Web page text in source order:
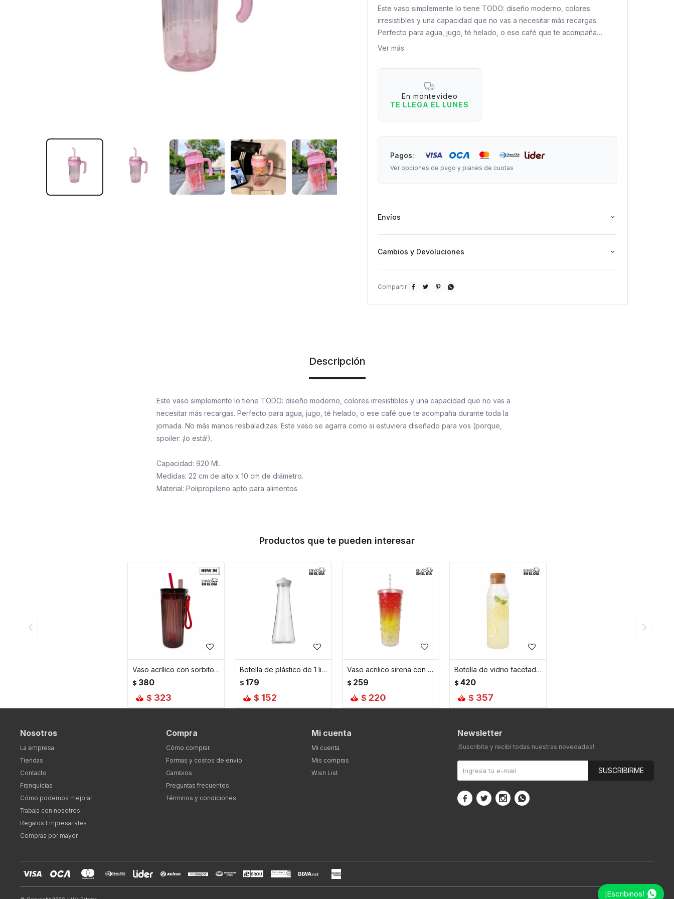
Este vaso simplemente lo tiene TODO: diseño moderno, colores
irresistibles y una capacidad que no vas a necesitar más recargas.
Perfecto para agua, jugo, té helado, o ese café que te acompaña
durante toda la jornada. No más manos resbaladizas. Este vaso se
Capacidad: 920 Ml.
Medidas: 22 cm de alto x 10 cm de diámetro.
Material: Polipropileno apto para alimentos.
Ver más
En montevideo
TE LLEGA EL LUNES
Pagos:
Ver opciones de pago y planes de cuotas
Envíos
Cambios y Devoluciones
   
Descripción
Este vaso simplemente lo tiene TODO: diseño moderno, colores irresistibles y una capacidad que no vas a
necesitar más recargas. Perfecto para agua, jugo, té helado, o ese café que te acompaña durante toda la
jornada. No más manos resbaladizas. Este vaso se agarra como si estuviera diseñado para vos (porque,
spoiler: ¡lo está!).
Capacidad: 920 Ml.
Medidas: 22 cm de alto x 10 cm de diámetro.
Material: Polipropileno apto para alimentos.
Productos que te pueden interesar
Vaso acrílico con sorbito y colgante flor 750ml - Rosado
$ 380
$ 323
Botella de plástico de 1 litro base redonda
$ 179
$ 152
Vaso acrilico sirena con sorbito y tapa - Rosa
$ 259
$ 220
Botella de vidrio facetado de 1.2L con tapa de bambú
$ 420
$ 357
Nosotros
La empresa
Tiendas
Contacto
Franquicias
Cómo podemos mejorar
Trabaja con nosotros
Regalos Empresariales
Compras por mayor
Compra
Cómo comprar
Formas y costos de envío
Cambios
Preguntas frecuentes
Términos y condiciones
Mi cuenta
Mi cuenta
Mis compras
Wish List
Newsletter
¡Suscribite y recibí todas nuestras novedades!
SUSCRIBIRME
   
¡Escribinos!